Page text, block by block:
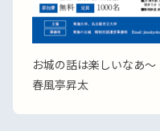
お城の話は楽しいなあ〜
春風亭昇太